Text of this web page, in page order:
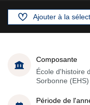
Ajouter à la
Composante
École d'histoire
Sorbonne (EHS)
Période de